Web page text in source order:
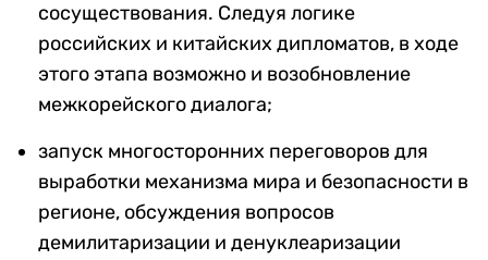
сосуществования. Следуя логике
российских и китайских дипломатов, в ходе
этого этапа возможно и возобновление
межкорейского диалога;
запуск многосторонних переговоров для
выработки механизма мира и безопасности в
регионе, обсуждения вопросов
демилитаризации и денуклеаризации